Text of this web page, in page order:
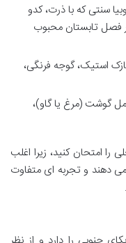
سنتی که با ذرت، کدو
فصل تابستان محبوب
استیک، گوجه فرنگی،
گوشت (مرغ یا گاو)،
امتحان کنید، زیرا اغلب
دهند و تجربه ای متفاوت